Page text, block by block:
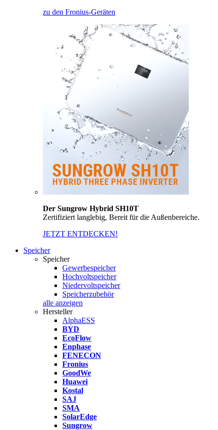
zu den Fronius-Geräten
Der Sungrow Hybrid SH10T
Zertifiziert langlebig, Bereit für die Außenbereiche.
JETZT ENTDECKEN!
Speicher
Speicher
Gewerbespeicher
Hochvoltspeicher
Niedervoltspeicher
Speicherzubehör
alle anzeigen
Hersteller
AlphaESS
BYD
EcoFlow
Enphase
FENECON
Fronius
GoodWe
Huawei
Kostal
SAJ
SMA
SolarEdge
Sungrow